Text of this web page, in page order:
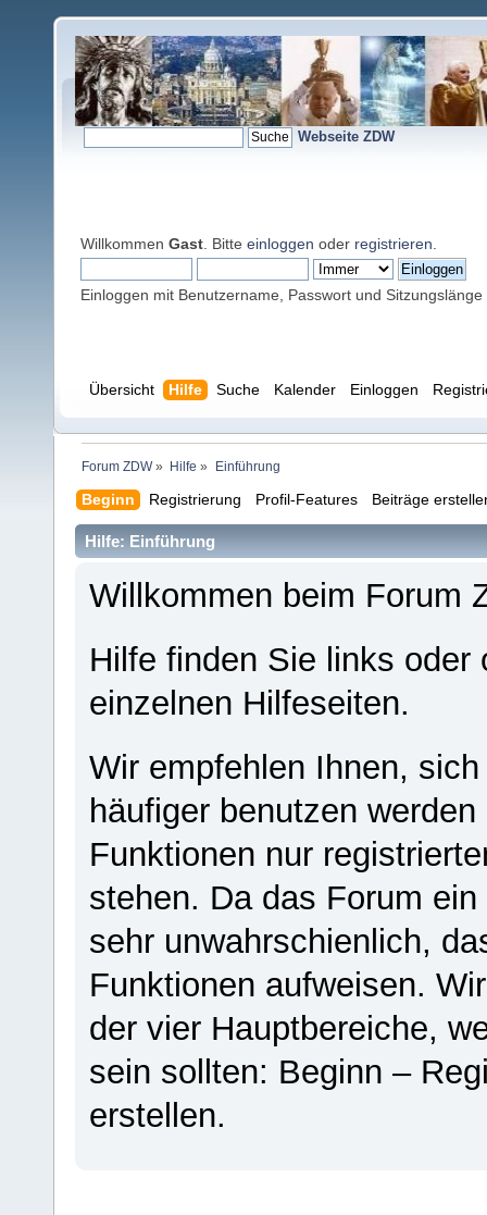
Webseite ZDW
Willkommen Gast . Bitte einloggen oder registrieren
Einloggen mit Benutzername, Passwort und Sitzungslänge
Übersicht Hilfe Suche Kalender Einloggen
Forum ZDW» Hilfe » Einführung
Beginn Registrierung Profil-Features Beiträge
Hilfe: Einführung
Willkommen beim Forum
Hilfe finden Sie links
einzelnen Hilfeseiten.
Wir empfehlen Ihnen,
häufiger benutzen
Funktionen nur
stehen. Da das Forum
sehr unwahrschienlich,
Funktionen aufweisen.
der vier Hauptbereiche,
sein sollten: Beginn –
erstellen.